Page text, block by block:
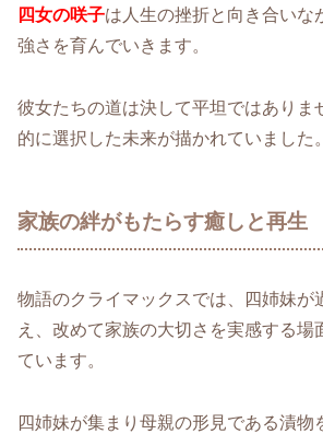
四女の咲子は人生の挫折と向き合いな
強さを育んでいきます。
彼女たちの道は決して平坦ではありま
的に選択した未来が描かれていました。
家族の絆がもたらす癒しと再生
物語のクライマックスでは、四姉妹が
え、改めて家族の大切さを実感する場
ています。
四姉妹が集まり母親の形見である漬物